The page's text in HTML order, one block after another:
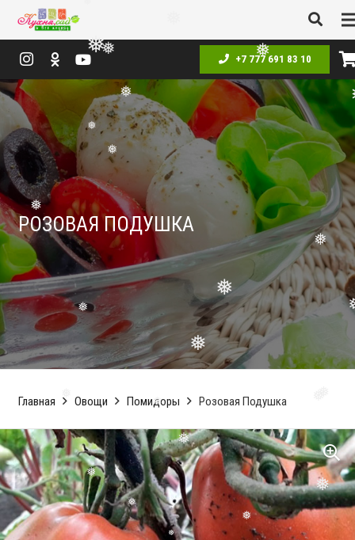
❅
❅
❅
❅
❅
❅
❅
❅
❅
❅
❅
❅
❅
❅
❅
❅
❅
+7 777 691 83 10
РОЗОВАЯ ПОДУШКА
Главная Овощи Помидоры Розовая Подушка